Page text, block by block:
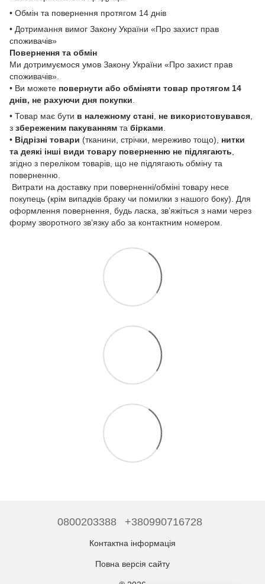
• Обмін та повернення протягом 14 днів
• Дотримання вимог Закону України «Про захист прав
споживачів»
Повернення та обмін
Ми дотримуємося умов Закону України «Про захист прав
споживачів».
• Ви можете повернути або обміняти товар протягом 14
днів, не рахуючи дня покупки
• Товар має бути в належному стані не використовувався
з збереженим пакуванням та бірками
• Відрізні товари (тканини, стрічки, мереживо тощо), нитки
та деякі інші види товару поверненню не підлягають
згідно з переліком товарів, що не підлягають обміну та
поверненню.
Витрати на доставку при поверненні/обміні товару несе
покупець (крім випадків браку чи помилки з нашого боку). Для
оформлення повернення, будь ласка, зв’яжіться з нами через
форму зворотного зв’язку або за контактним номером.
0800203388 +380990716728
Контактна інформація
Повна версія сайту